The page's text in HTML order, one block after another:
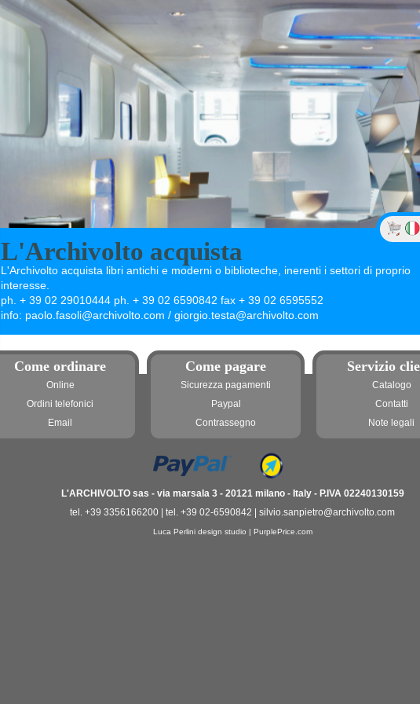
L'Archivolto acquista
L'Archivolto acquista libri antichi e moderni o biblioteche, inerenti i settori di proprio
interesse.
ph. + 39 02 29010444 ph. + 39 02 6590842 fax + 39 02 6595552
info: paolo.fasoli@archivolto.com / giorgio.testa@archivolto.com
Come ordinare
Online
Ordini telefonici
Email
Come pagare
Sicurezza pagamenti
Paypal
Contrassegno
Servizio
Catalogo
Contatti
Note legali
L'ARCHIVOLTO sas - via marsala 3 - 20121 milano - Italy - P.IVA 02240130159
tel. +39 3356166200 | tel. +39 02-6590842 | silvio.sanpietro@archivolto.com
Luca Perlini design studio | PurplePrice.com